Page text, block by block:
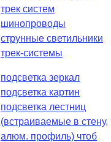
трек систем
шинопроводы
струнные светильники
трек-системы
подсветка зеркал
подсветка картин
подсветка лестниц
(встраиваемые в стену,
алюм. профиль) чтоб